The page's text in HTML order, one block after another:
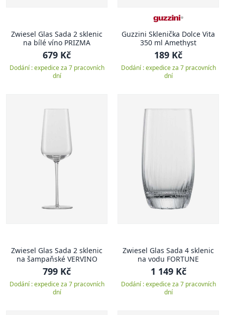
Zwiesel Glas Sada 2 sklenic
na bílé víno PRIZMA
679 Kč
Dodání : expedice za 7 pracovních
dní
Guzzini Sklenička Dolce Vita
350 ml Amethyst
189 Kč
Dodání : expedice za 7 pracovních
dní
Zwiesel Glas Sada 2 sklenic
na šampaňské VERVINO
799 Kč
Dodání : expedice za 7 pracovních
dní
Zwiesel Glas Sada 4 sklenic
na vodu FORTUNE
1 149 Kč
Dodání : expedice za 7 pracovních
dní